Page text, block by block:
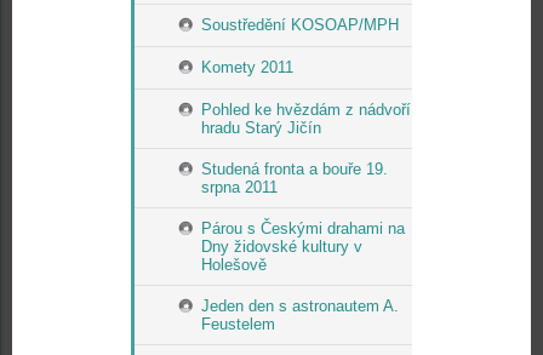
Soustředění KOSOAP/MPH
Komety 2011
Pohled ke hvězdám z nádvoří
hradu Starý Jičín
Studená fronta a bouře 19.
srpna 2011
Párou s Českými drahami na
Dny židovské kultury v
Holešově
Jeden den s astronautem A.
Feustelem